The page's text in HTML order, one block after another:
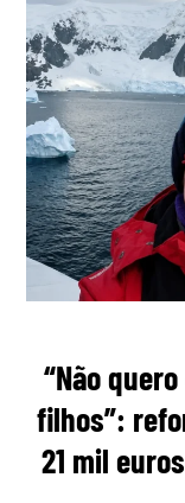
“Não
filhos”:
21 mil